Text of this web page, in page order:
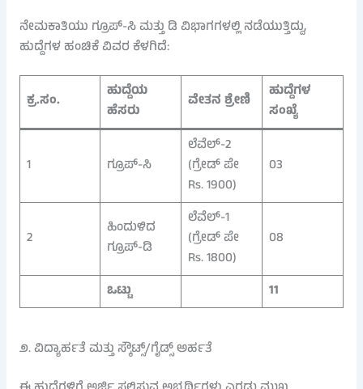
ನೇಮಕಾತಿಯು ಗ್ರೂಪ್‌-ಸಿ ಮತ್ತು ಡಿ ವಿಭಾಗಗಳಲ್ಲಿ ನಡೆಯುತ್ತಿದ್ದು,
ಹುದ್ದೆಗಳ ಹಂಚಿಕೆ ವಿವರ ಕೆಳಗಿದೆ:
ಕ್ರ.ಸಂ.
ಹುದ್ದೆಯ
ಹೆಸರು
ವೇತನ ಶ್ರೇಣಿ
ಹುದ್ದೆಗಳ
ಸಂಖ್ಯೆ
1 ಗ್ರೂಪ್‌-ಸಿ
ಲೆವೆಲ್-2
(ಗ್ರೇಡ್ ಪೇ
Rs. 1900)
03
2
ಹಿಂದುಳಿದ
ಗ್ರೂಪ್‌-ಡಿ
ಲೆವೆಲ್-1
(ಗ್ರೇಡ್ ಪೇ
Rs. 1800)
08
ಒಟ್ಟು 11
೨. ವಿದ್ಯಾರ್ಹತೆ ಮತ್ತು ಸ್ಕೌಟ್ಸ್‌/ಗೈಡ್ಸ್‌ ಅರ್ಹತೆ